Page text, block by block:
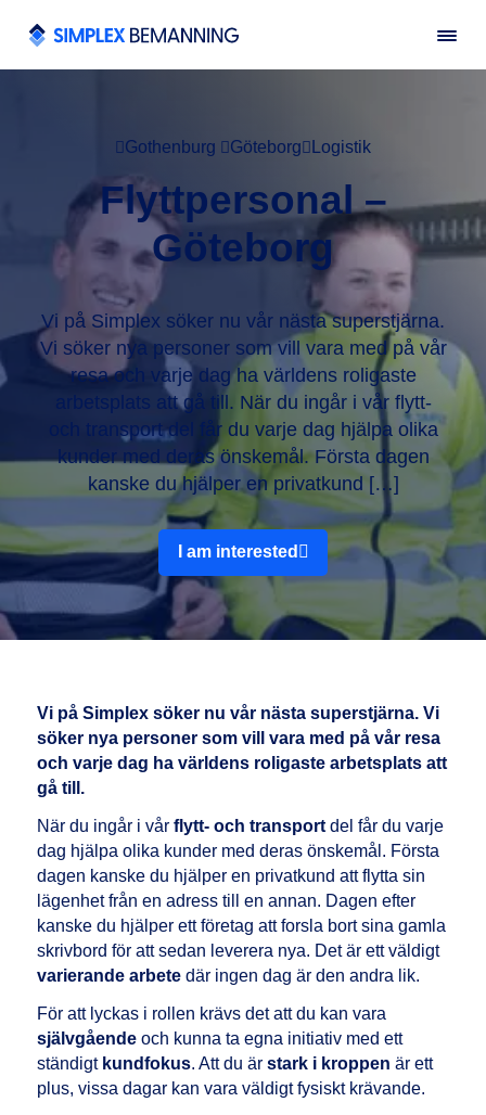
Gothenburg Göteborg Logistik
Flyttpersonal –
Göteborg
Vi på Simplex söker nu vår nästa superstjärna.
Vi söker nya personer som vill vara med på vår
resa och varje dag ha världens roligaste
arbetsplats att gå till. När du ingår i vår flytt-
och transport del får du varje dag hjälpa olika
kunder med deras önskemål. Första dagen
kanske du hjälper en privatkund […]
I am interested
Vi på Simplex söker nu vår nästa superstjärna. Vi
söker nya personer som vill vara med på vår resa
och varje dag ha världens roligaste arbetsplats att
gå till.
När du ingår i vår flytt- och transportdel får du varje
dag hjälpa olika kunder med deras önskemål. Första
dagen kanske du hjälper en privatkund att flytta sin
lägenhet från en adress till en annan. Dagen efter
kanske du hjälper ett företag att forsla bort sina gamla
skrivbord för att sedan leverera nya. Det är ett väldigt
varierande arbetedär ingen dag är den andra lik.
För att lyckas i rollen krävs det att du kan vara
självgåendeoch kunna ta egna initiativ med ett
ständigtkundfokus. Att du ärstark i kroppen är ett
plus, vissa dagar kan vara väldigt fysiskt krävande.